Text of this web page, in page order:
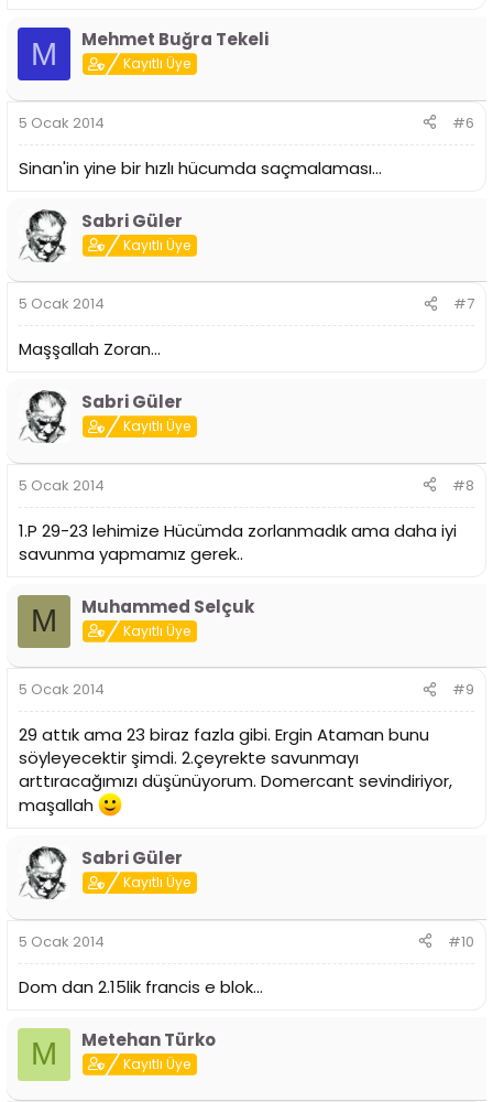
M Mehmet Buğra Tekeli
Kayıtlı Üye
5 Ocak 2014 #6
Sinan'in yine bir hızlı hücumda saçmalaması...
Sabri Güler
Kayıtlı Üye
5 Ocak 2014 #7
Maşşallah Zoran...
Sabri Güler
Kayıtlı Üye
5 Ocak 2014 #8
1.P 29-23 lehimize Hücümda zorlanmadık ama daha iyi
savunma yapmamız gerek..
M Muhammed Selçuk
Kayıtlı Üye
5 Ocak 2014 #9
29 attık ama 23 biraz fazla gibi. Ergin Ataman bunu
söyleyecektir şimdi. 2.çeyrekte savunmayı
arttıracağımızı düşünüyorum. Domercant sevindiriyor,
maşallah
Sabri Güler
Kayıtlı Üye
5 Ocak 2014 #10
Dom dan 2.15lik francis e blok...
M Metehan Türko
Kayıtlı Üye